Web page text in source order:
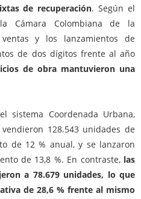
de recuperación. Según el
Cámara Colombiana de la
ventas y los lanzamientos de
de dos dígitos frente al año
de obra mantuvieron una
sistema Coordenada Urbana,
128.543 unidades de
de 12 % anual, y se lanzaron
de 13,8 %. En contraste,las
a 78.679 unidades, lo que
de 28,6 % frente al mismo